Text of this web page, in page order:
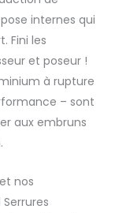
internes qui
Fini les
et poseur !
à rupture
– sont
aux embruns
nos